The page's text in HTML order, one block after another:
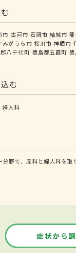
市 古河市 石岡市 結城市
みがうら市 桜川市 神栖市
八千代町 猿島郡五霞町
む
婦人科
野で、産科と婦人科を取
症状から